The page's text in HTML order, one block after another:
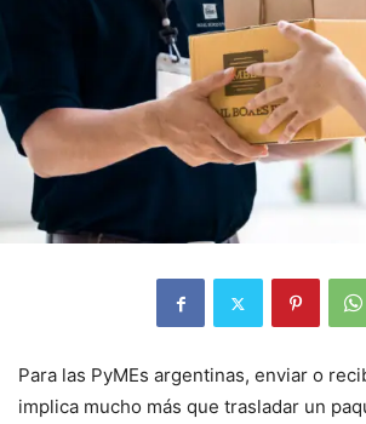
Para las PyMEs argentinas, enviar o
implica mucho más que trasladar un